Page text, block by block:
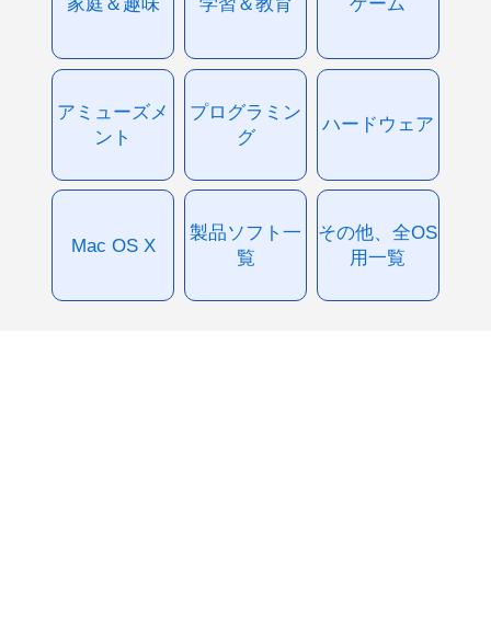
アミューズメ
ント
プログラミン
グ
ハードウェア
Mac OS X
製品ソフト一
覧
その他、全OS
用一覧